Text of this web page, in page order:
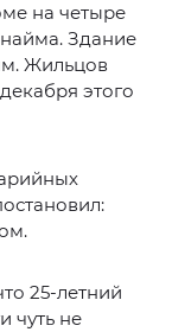
на четыре
Здание
Жильцов
этого
25-летний
чуть не